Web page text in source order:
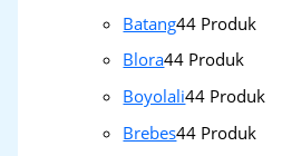
Batang44 Produk
Blora44 Produk
Boyolali44 Produk
Brebes44 Produk